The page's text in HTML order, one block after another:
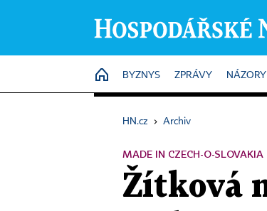
HOME
BYZNYS ZPRÁVY NÁZORY
HN.cz › Archiv
MADE IN CZECH-O-SLOVAKIA
Žítková